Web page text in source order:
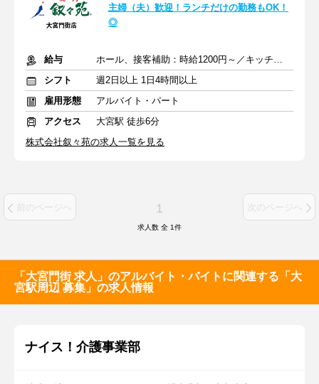
主婦（夫）歓迎！ランチだけの勤務もOK！
◎
給与
ホール、接客補助：時給1200円～／キッチン：時給1250円～
シフト
週2日以上 1日4時間以上
雇用形態
アルバイト・パート
アクセス
大宮駅 徒歩6分
株式会社叙々苑の求人一覧を見る
前のページへ 1 次のページへ
求人数 全 1件
「大宮門街 求人」のアルバイト・バイトに関連する「大
宮駅周辺 募集」の求人情報
ナイス！介護事業部